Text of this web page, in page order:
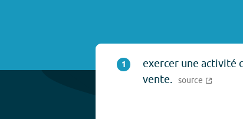
1
exercer une activité
vente. source